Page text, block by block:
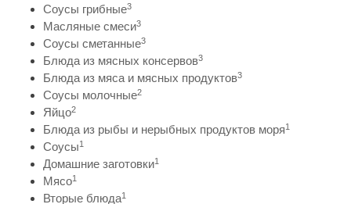
Соусы грибные3
Масляные смеси3
Соусы сметанные3
Блюда из мясных консервов3
Блюда из мяса и мясных продуктов3
Соусы молочные2
Яйцо2
Блюда из рыбы и нерыбных продуктов моря1
Соусы1
Домашние заготовки1
Мясо1
Вторые блюда1